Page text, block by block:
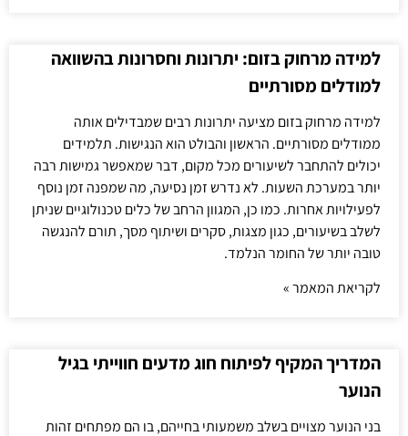
למידה מרחוק בזום: יתרונות וחסרונות בהשוואה
למודלים מסורתיים
למידה מרחוק בזום מציעה יתרונות רבים שמבדילים אותה
ממודלים מסורתיים. הראשון והבולט הוא הנגישות. תלמידים
יכולים להתחבר לשיעורים מכל מקום, דבר שמאפשר גמישות רבה
יותר במערכת השעות. לא נדרש זמן נסיעה, מה שמפנה זמן נוסף
לפעילויות אחרות. כמו כן, המגוון הרחב של כלים טכנולוגיים שניתן
לשלב בשיעורים, כגון מצגות, סקרים ושיתוף מסך, תורם להנגשה
טובה יותר של החומר הנלמד.
לקריאת המאמר »
המדריך המקיף לפיתוח חוג מדעים חווייתי בגיל
הנוער
בני הנוער מצויים בשלב משמעותי בחייהם, בו הם מפתחים זהות